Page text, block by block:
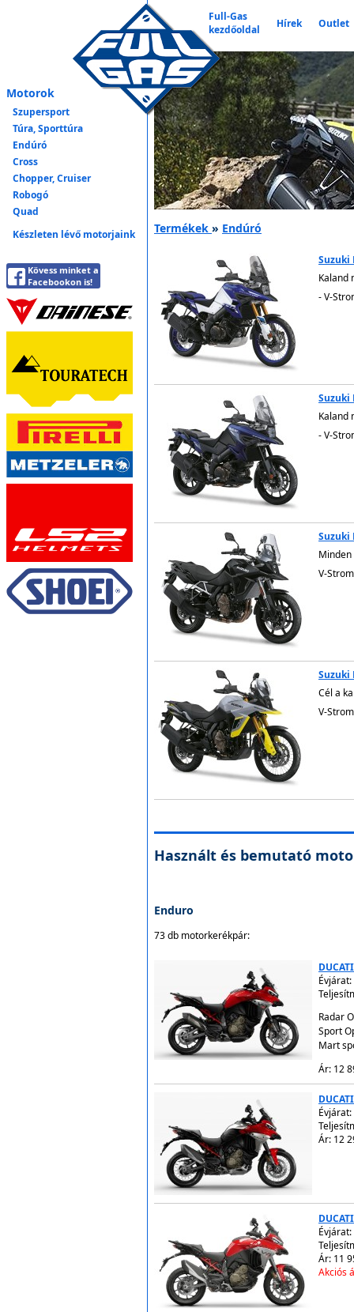
Motorok
Szupersport
Túra, Sporttúra
Endúró
Cross
Chopper, Cruiser
Robogó
Quad
Készleten lévő motorjaink
Kövess minket a
Facebookon is!
Full-Gas
kezdőoldal
Hírek Outlet
Termékek » Endúró
Suzuki
Kaland
- V-
Suzuki
Kaland
- V-
Suzuki
V-
Suzuki
Cél a
V-
Használt és bemutató
Enduro
73 db motorkerékpár:
Évjárat:
Radar
Sport
Mart
Ár: 12
Évjárat:
Ár: 12
Évjárat:
Ár: 11
Akciós